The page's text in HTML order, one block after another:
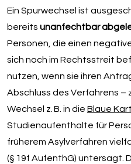
Ein Spurwechsel ist
bereits unanfechtbar
Personen, die einen
sich noch im Rechtsstreit
nutzen, wenn sie ihren
Abschluss des Verfahrens –
Wechsel z. B. in die Blaue
Studienaufenthalte für
früherem Asylverfahren
(§ 19f AufenthG) untersagt.